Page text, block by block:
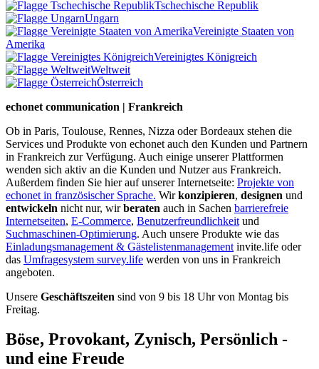
Tschechische Republik
Ungarn
Vereinigte Staaten von
Amerika
Vereinigtes Königreich
Weltweit
Österreich
echonet communication | Frankreich
Ob in Paris, Toulouse, Rennes, Nizza oder Bordeaux stehen die
Services und Produkte von echonet auch den Kunden und Partnern
in Frankreich zur Verfügung. Auch einige unserer Plattformen
wenden sich aktiv an die Kunden und Nutzer aus Frankreich.
Außerdem finden Sie hier auf unserer Internetseite: Projekte von
echonet in französischer Sprache. Wirkonzipieren, designen und
entwickeln nicht nur, wirberaten auch in Sachen barrierefreie
Internetseiten, E-Commerce, Benutzerfreundlichkeit und
Suchmaschinen-Optimierung. Auch unsere Produkte wie das
Einladungsmanagement & Gästelistenmanagement invite.life oder
das Umfragesystem survey.life werden von uns in Frankreich
angeboten.
Unsere Geschäftszeiten sind von 9 bis 18 Uhr von Montag bis
Freitag.
Böse, Provokant, Zynisch, Persönlich -
und eine Freude